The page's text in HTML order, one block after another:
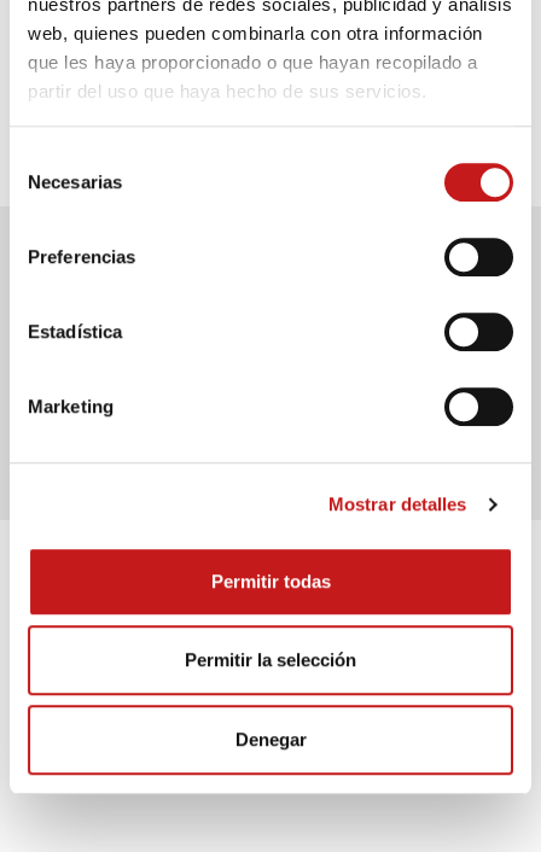
nuestros partners de redes sociales, publicidad y análisis
web, quienes pueden combinarla con otra información
que les haya proporcionado o que hayan recopilado a
partir del uso que haya hecho de sus servicios.
Necesarias
Preferencias
Estadística
Marketing
Mostrar detalles
Permitir todas
Permitir la selección
Denegar
Financiación
USAR EL SERVICIO AL CLIENTE DE
encantado de informarle!